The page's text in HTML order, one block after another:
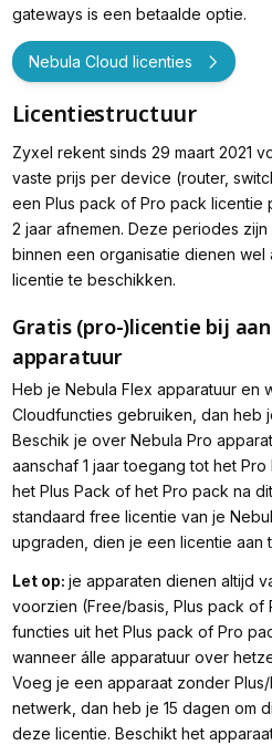
gateways is een betaalde optie.
Nebula Cloud licenties
Licentiestructuur
Zyxel rekent sinds 29 maart 2021
vaste prijs per device (router,
een Plus pack of Pro pack licentie
2 jaar afnemen. Deze periodes
binnen een organisatie dienen
licentie te beschikken.
Gratis (pro-)licentie bij
apparatuur
Heb je Nebula Flex apparatuur en
Cloudfuncties gebruiken, dan heb
Beschik je over Nebula Pro
aanschaf 1 jaar toegang tot het Pro
het Plus Pack of het Pro pack na
standaard free licentie van je
upgraden, dien je een licentie aan
Let op: je apparaten dienen altijd
voorzien (Free/basis, Plus pack of
functies uit het Plus pack of Pro
wanneer álle apparatuur over
Voeg je een apparaat zonder
netwerk, dan heb je 15 dagen om
deze licentie. Beschikt het